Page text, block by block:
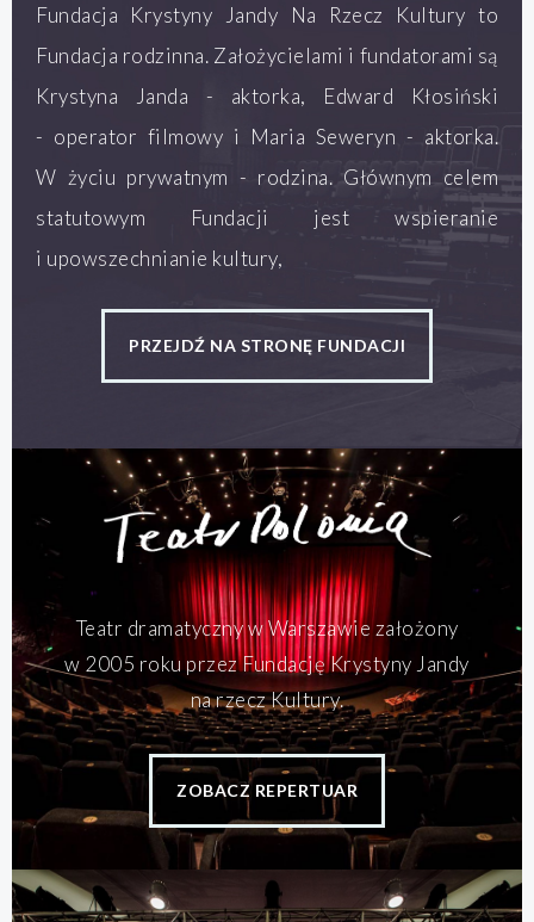
Fundacja Krystyny Jandy Na Rzecz Kultury to
Fundacja rodzinna. Założycielami i fundatorami są
Krystyna Janda - aktorka, Edward Kłosiński
- operator filmowy i Maria Seweryn - aktorka.
W życiu prywatnym - rodzina. Głównym celem
statutowym Fundacji jest wspieranie
i upowszechnianie kultury,
PRZEJDŹ NA STRONĘ FUNDACJI
Teatr dramatyczny w Warszawie założony
w 2005 roku przez Fundację Krystyny Jandy
na rzecz Kultury.
ZOBACZ REPERTUAR